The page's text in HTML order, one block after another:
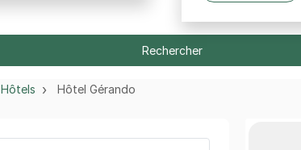
Rechercher
Hôtels Hôtel Gérando